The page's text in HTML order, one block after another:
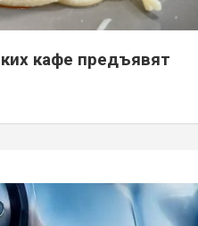
кафе предъявят